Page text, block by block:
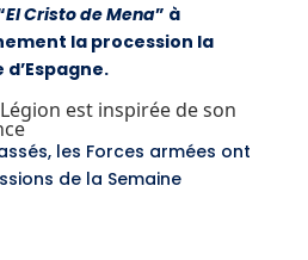
El Cristo de Mena” à
la procession la
est inspirée de son
les Forces armées ont
de la Semaine